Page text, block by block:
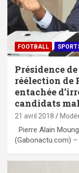
FOOTBALL
Présidence de
réélection de
entachée
candidats
21 avril 2018
Pierre Alain
(Gabonactu.com)